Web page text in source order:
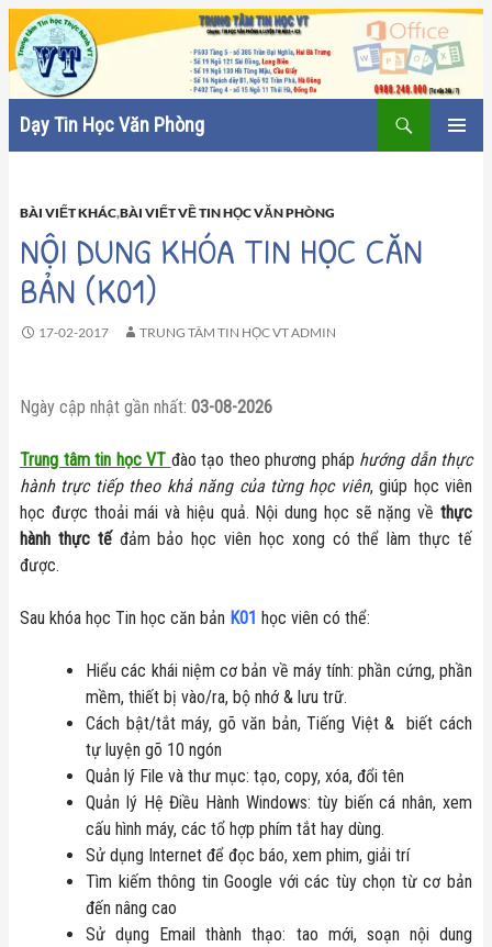
Dạy Tin Học Văn Phòng
kiếm
DUNG
BÀI VIẾT KHÁC,BÀI VIẾT VỀ TIN HỌC VĂN PHÒNG
NỘI DUNG KHÓA TIN HỌC CĂN
BẢN (K01)
17-02-2017 TRUNG TÂM TIN HỌC VT ADMIN
Ngày cập nhật gần nhất: 03-08-2026
Trung tâm tin học VT đào tạo theo phương pháp hướng dẫn thực
hành trực tiếp theo khả năng của từng học viên, giúp học viên
học được thoải mái và hiệu quả. Nội dung học sẽ nặng về thực
hành thực tếđảm bảo học viên học xong có thể làm thực tế
được.
Sau khóa học Tin học căn bản K01 học viên có thể:
Hiểu các khái niệm cơ bản về máy tính: phần cứng, phần
mềm, thiết bị vào/ra, bộ nhớ & lưu trữ.
Cách bật/tắt máy, gõ văn bản, Tiếng Việt & biết cách
tự luyện gõ 10 ngón
Quản lý File và thư mục: tạo, copy, xóa, đổi tên
Quản lý Hệ Điều Hành Windows: tùy biến cá nhân, xem
cấu hình máy, các tổ hợp phím tắt hay dùng.
Sử dụng Internet để đọc báo, xem phim, giải trí
Tìm kiếm thông tin Google với các tùy chọn từ cơ bản
đến nâng cao
Sử dụng Email thành thạo: tao mới, soạn nội dung